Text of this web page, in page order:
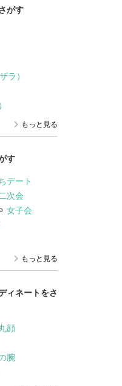
がす
ラ）
もっと見る
す
デート
二次会
女子会
もっと見る
ィネートをさ
顔
腕